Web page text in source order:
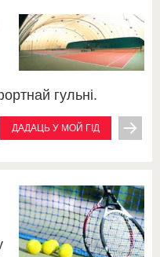
гульні.
ДАДАЦЬ У МОЙ ГІД